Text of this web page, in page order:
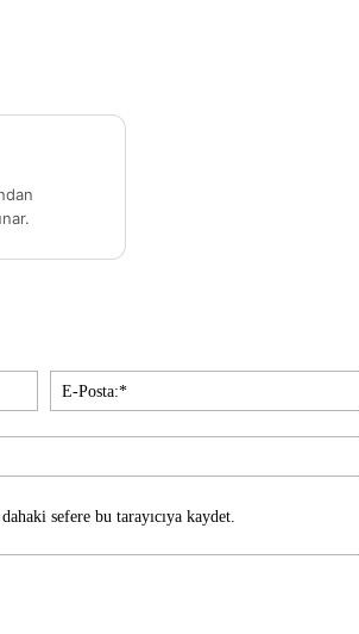
İsim:*
sefere bu tarayıcıya kaydet.